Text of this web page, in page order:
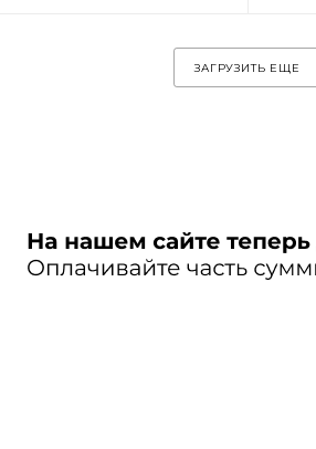
ЗАГРУЗИТЬ ЕЩЕ